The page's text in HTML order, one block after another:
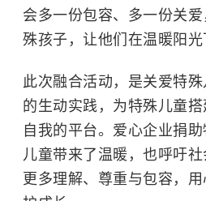
会多一份包容、多一份关
殊孩子，让他们在温暖阳光
此次融合活动，是关爱特
的生动实践，为特殊儿童
自我的平台。爱心企业捐
儿童带来了温暖，也呼吁
更多理解、尊重与包容，